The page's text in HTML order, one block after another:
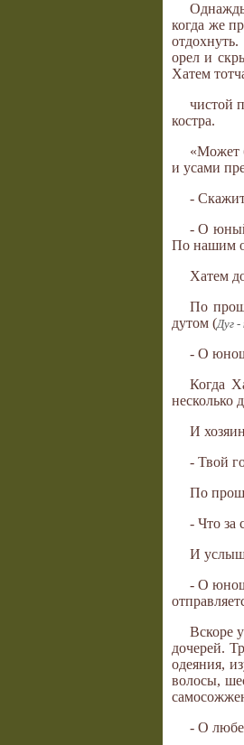
когда же
орел и
Хатем
чистой
костра.
«Может
и усами
-
- О юный
По нашим
Хатем
По
дутом (Дуг -
- О
Когда
несколько
И
- Твой
По
- Что за
И
- О
Вскоре
дочерей.
одеяния,
волосы,
- О